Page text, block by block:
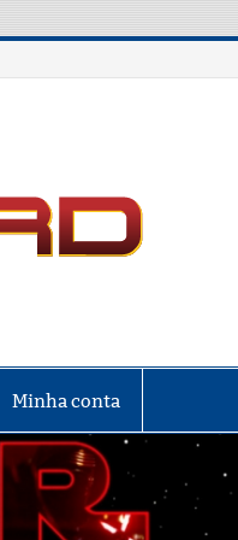
Minha conta